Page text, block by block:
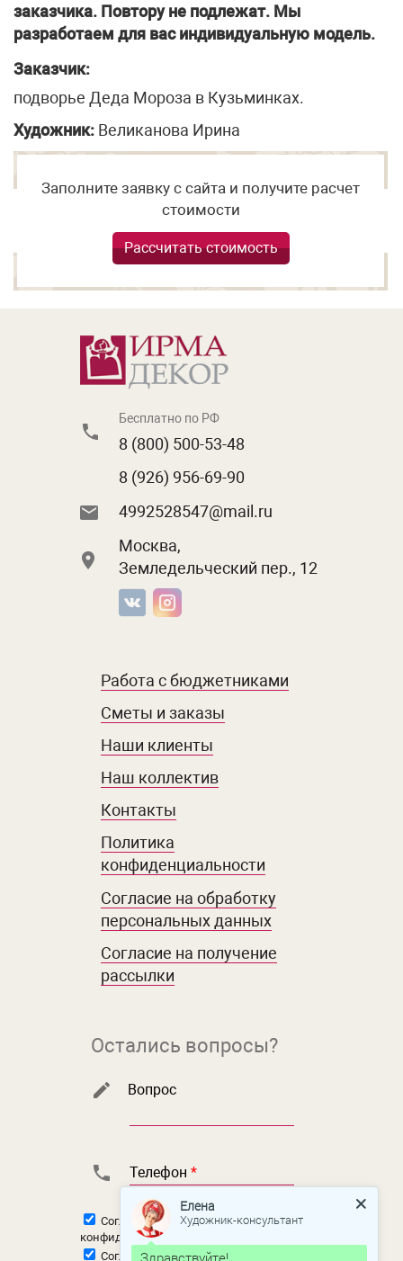
заказчика. Повтору не подлежат. Мы
разработаем для вас индивидуальную модель.
Заказчик:
подворье Деда Мороза в Кузьминках.
Художник: Великанова Ирина
Заполните заявку с сайта и получите расчет
стоимости
Рассчитать стоимость
Бесплатно по РФ
8 (800) 500-53-48
8 (926) 956-69-90
4992528547@mail.ru
Москва,
Земледельческий пер., 12
Работа с бюджетниками
Сметы и заказы
Наши клиенты
Наш коллектив
Контакты
Политика
конфиденциальности
Согласие на обработку
персональных данных
Согласие на получение
рассылки
Остались вопросы?
Вопрос
Телефон *
Согласен с политикой
конфиденциальности
Согласен наобработку персональных
Елена
Художник-консультант